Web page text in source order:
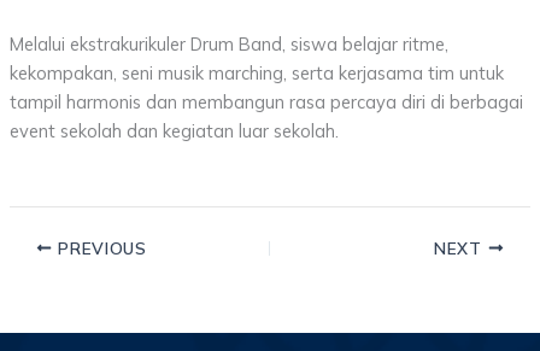
Melalui ekstrakurikuler Drum Band, siswa belajar ritme,
kekompakan, seni musik marching, serta kerjasama tim untuk
tampil harmonis dan membangun rasa percaya diri di berbagai
event sekolah dan kegiatan luar sekolah.
PREVIOUS NEXT